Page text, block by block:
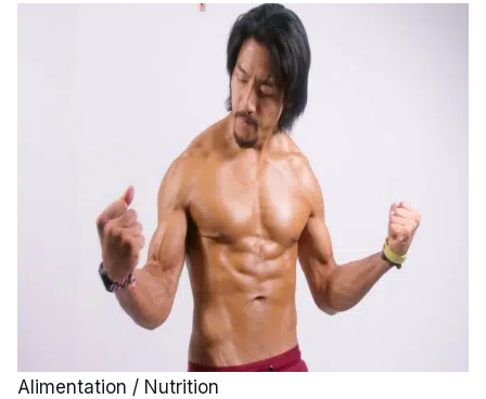
Alimentation / Nutrition